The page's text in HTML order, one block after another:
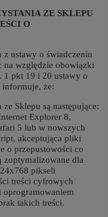
ZE SKLEPU
O
ustawy o świadczeniu
na względzie obowiązki
1 pkt 19 i 20 ustawy o
informuje, że:
Sklepu są następujące:
Explorer 8,
5 lub w nowszych
akceptująca pliki
o przepustowości co
zoptymalizowane dla
pikseli
treści cyfrowych
oprogramowaniem
takich treści.